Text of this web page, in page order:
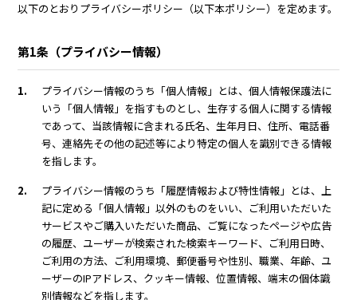
以下のとおり プライバシーポリシー（以下本ポリシー）を定めます。
第1条（プライバシー情報）
1.
プライバシー情報のうち「個人情報」とは、個人情報保護法に
いう「個人情報」を指すものとし、生存する個人に関する情報
であって、当該情報に含まれる氏名、生年月日、住所、電話番
号、連絡先その他の記述等により特定の個人を識別できる情報
を指します。
2.
プライバシー情報のうち「履歴情報および特性情報」とは、上
記に定める「個人情報」以外のものをいい、ご利用いただいた
サービスやご購入いただいた商品、ご覧になったページや広告
の履歴、ユーザーが検索された検索キーワード、ご利用日時、
ご利用の方法、ご利用環境、郵便番号や性別、職業、年齢、ユ
ーザーのIPアドレス、クッキー情報、位置情報、端末の個体識
別情報などを指します。